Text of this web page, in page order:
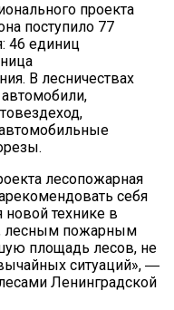
проекта
поступило 77
46 единиц
В лесничествах
лесопожарная
себя
новой технике в
лесным пожарным
площадь лесов, не
ситуаций», ―
Ленинградской